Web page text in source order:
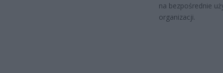
na bezpośrednie
organizacji.